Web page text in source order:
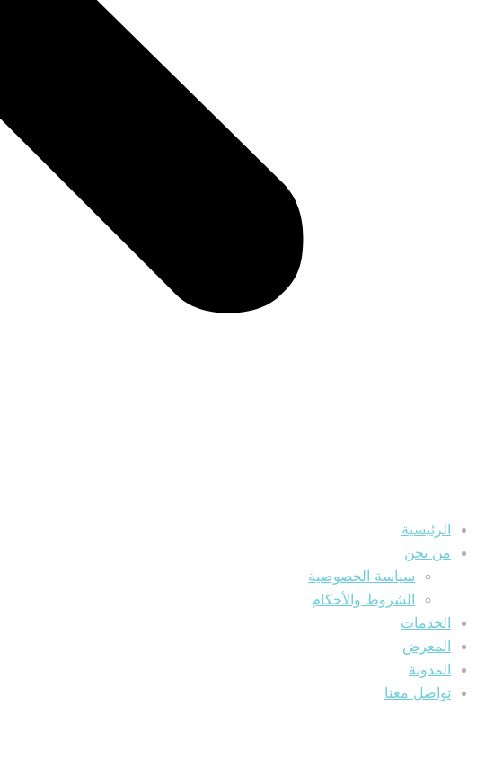
الرئيسية
من نحن
سياسة الخصوصية
الشروط والأحكام
الخدمات
المعرض
المدونة
تواصل معنا